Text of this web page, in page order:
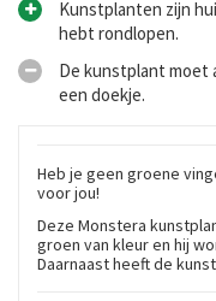
Kunstplanten zijn
hebt rondlopen.
De kunstplant
een doekje.
Heb je geen groene
voor jou!
Deze Monstera
groen van kleur en hij
Daarnaast heeft de